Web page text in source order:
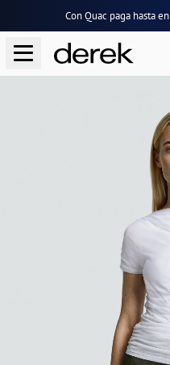
Con Quac paga hasta en